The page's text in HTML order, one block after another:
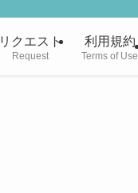
リクエスト
Request
利用規約
Terms of Use